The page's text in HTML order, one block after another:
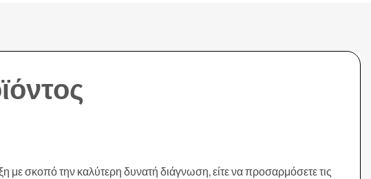
με σκοπό την καλύτερη δυνατή διάγνωση, είτε να προσαρμόσετε τις